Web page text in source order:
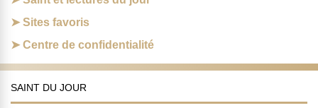
Sites favoris
Centre de confidentialité
SAINT DU JOUR